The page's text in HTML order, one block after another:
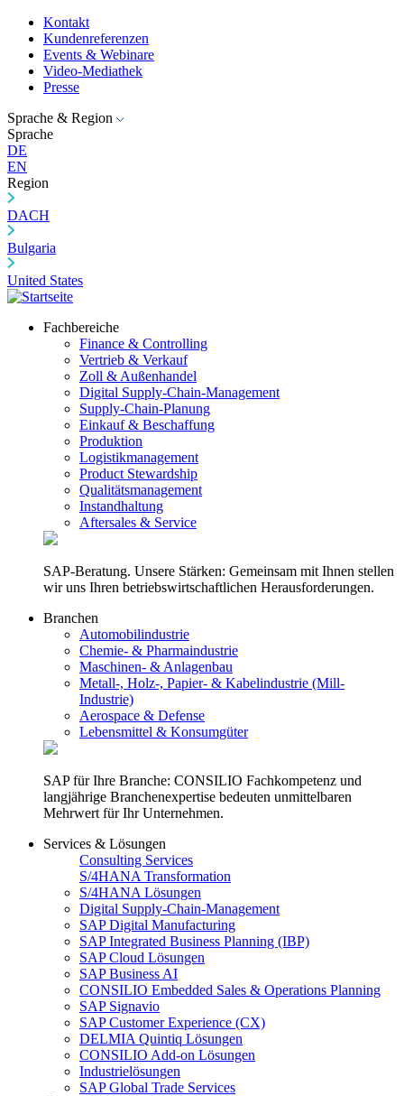
Kontakt
Kundenreferenzen
Events & Webinare
Video-Mediathek
Presse
Sprache & Region
Sprache
DE
EN
Region
DACH
Bulgaria
United States
Fachbereiche
Finance & Controlling
Vertrieb & Verkauf
Zoll & Außenhandel
Digital Supply-Chain-Management
Supply-Chain-Planung
Einkauf & Beschaffung
Produktion
Logistikmanagement
Product Stewardship
Qualitätsmanagement
Instandhaltung
Aftersales & Service
SAP-Beratung. Unsere Stärken: Gemeinsam mit Ihnen stellen
wir uns Ihren betriebswirtschaftlichen Herausforderungen.
Branchen
Automobilindustrie
Chemie- & Pharmaindustrie
Maschinen- & Anlagenbau
Metall-, Holz-, Papier- & Kabelindustrie (Mill-
Industrie)
Aerospace & Defense
Lebensmittel & Konsumgüter
SAP für Ihre Branche: CONSILIO Fachkompetenz und
langjährige Branchenexpertise bedeuten unmittelbaren
Mehrwert für Ihr Unternehmen.
Services & Lösungen
Consulting Services
S/4HANA Transformation
S/4HANA Lösungen
Digital Supply-Chain-Management
SAP Digital Manufacturing
SAP Integrated Business Planning (IBP)
SAP Cloud Lösungen
SAP Business AI
CONSILIO Embedded Sales & Operations Planning
SAP Signavio
SAP Customer Experience (CX)
DELMIA Quintiq Lösungen
CONSILIO Add-on Lösungen
Industrielösungen
SAP Global Trade Services